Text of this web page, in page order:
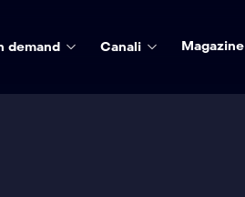
demand Canali Magazine